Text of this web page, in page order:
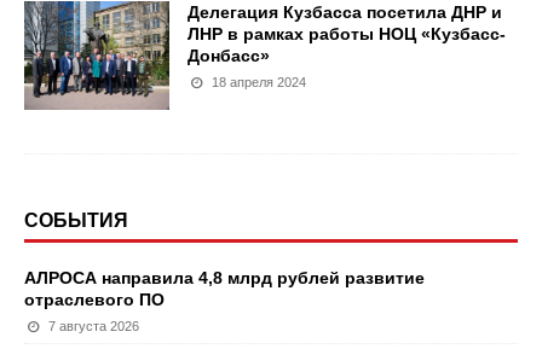
Делегация Кузбасса посетила ДНР и
ЛНР в рамках работы НОЦ «Кузбасс-
Донбасс»
18 апреля 2024
СОБЫТИЯ
АЛРОСА направила 4,8 млрд рублей развитие
отраслевого ПО
7 августа 2026